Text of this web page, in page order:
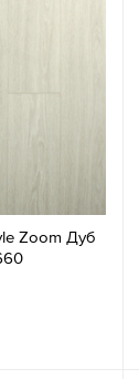
Zoom Дуб